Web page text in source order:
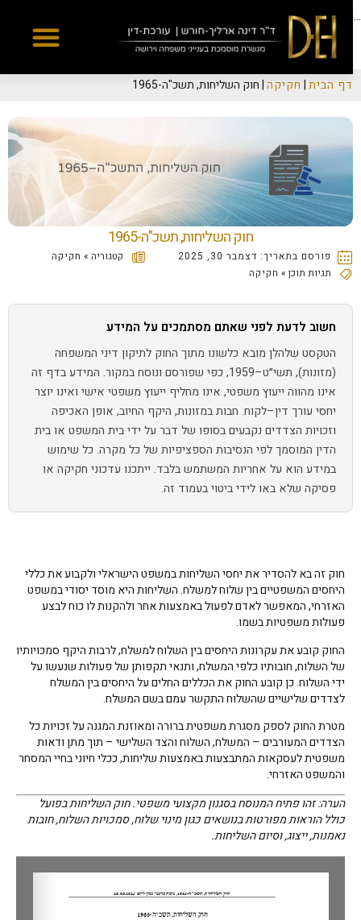
Yes
...
דף הבית|חקיקה|חוק השליחות, תשכ"ה-1965
חוק השליחות, תשכ"ה-1965
פורסם בתאריך:דצמבר 30, 2025 קטגוריה » חקיקה
תגיות תוכן » חקיקה
חשוב לדעת לפני שאתם מסתמכים על המידע
הטקסט שלהלן מובא כלשונו מתוך החוק לתיקון דיני המשפחה
(מזונות), תשי״ט–1959, כפי שפורסם ונוסח במקור. המידע בדף זה
אינו מהווה ייעוץ משפטי, אינו מחליף ייעוץ משפטי אישי ואינו יוצר
יחסי עורך דין–לקוח. חבות במזונות, היקף החיוב, אופן האכיפה
וזכויות הצדדים נקבעים בסופו של דבר על ידי בית המשפט או בית
הדין המוסמך לפי הנסיבות הספציפיות של כל מקרה. כל שימוש
במידע הוא על אחריות המשתמש בלבד. ייתכנו עדכוני חקיקה או
פסיקה שלא באו לידי ביטוי בעמוד זה.
חוק זה בא להסדיר את יחסי השליחות במשפט הישראלי ולקבוע את כללי
היחסים המשפטיים בין שלוח למשלח. השליחות היא מוסד יסודי במשפט
האזרחי, המאפשר לאדם לפעול באמצעות אחר ולהקנות לו כוח לבצע
פעולות משפטיות בשמו.
החוק קובע את עקרונות היחסים בין השלוח למשלח, לרבות היקף סמכויותיו
של השלוח, חובותיו כלפי המשלח, ותנאי תקפותן של פעולות שנעשו על
ידי השלוח. כן קובע החוק את הכללים החלים על היחסים בין המשלח
לצדדים שלישיים שהשלוח התקשר עמם בשם המשלח.
מטרת החוק לספק מסגרת משפטית ברורה ומאוזנת המגנה על זכויות כל
הצדדים המעורבים – המשלח, השלוח והצד השלישי – תוך מתן ודאות
משפטית לעסקאות המתבצעות באמצעות שליחות, ככלי חיוני בחיי המסחר
והמשפט האזרחי.
הערה: זהו פתיח המנוסח בסגנון מקצועי משפטי. חוק השליחות בפועל
כולל הוראות מפורטות בנושאים כגון מינוי שלוח, סמכויות השלוח, חובות
נאמנות, ייצוג, וסיום השליחות.